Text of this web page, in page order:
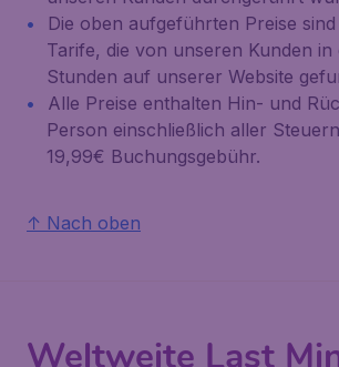
Die oben aufgeführten Preise
Tarife, die von unseren Kunden
Stunden auf unserer Website
Alle Preise enthalten Hin- und
Person einschließlich aller
19,99€ Buchungsgebühr.
↑ Nach oben
Weltweite Last